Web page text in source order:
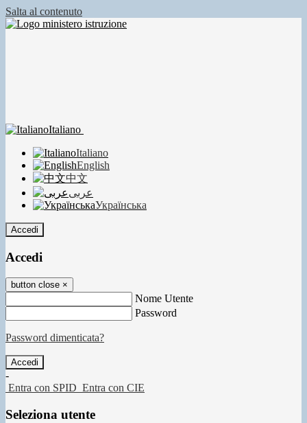
Salta al contenuto
Italiano
Italiano
English
中文
عربى
Українська
Accedi
Accedi
button close ×
Nome Utente
Password
Password dimenticata?
-
Entra con SPID Entra con CIE
Seleziona utente